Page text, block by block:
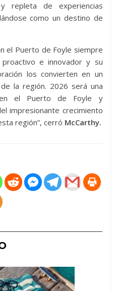
repleta de experiencias
como un destino de
el Puerto de Foyle siempre
e innovador y su
los convierten en un
la región. 2026 será una
el Puerto de Foyle y
impresionante crecimiento
región”, cerró McCarthy.